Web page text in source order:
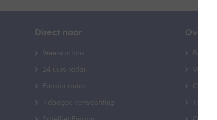
Direct naar
Weerstations
24 uurs radar
Europa radar
7-daagse verwachting
Over
Contact